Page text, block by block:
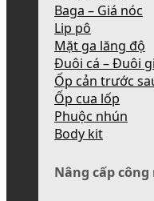
Baga – Giá nóc
Lip pô
Mặt ga lăng độ
Đuôi cá – Đuôi
Ốp cản trước
Ốp cua lốp
Phuộc nhún
Body kit
Nâng cấp công